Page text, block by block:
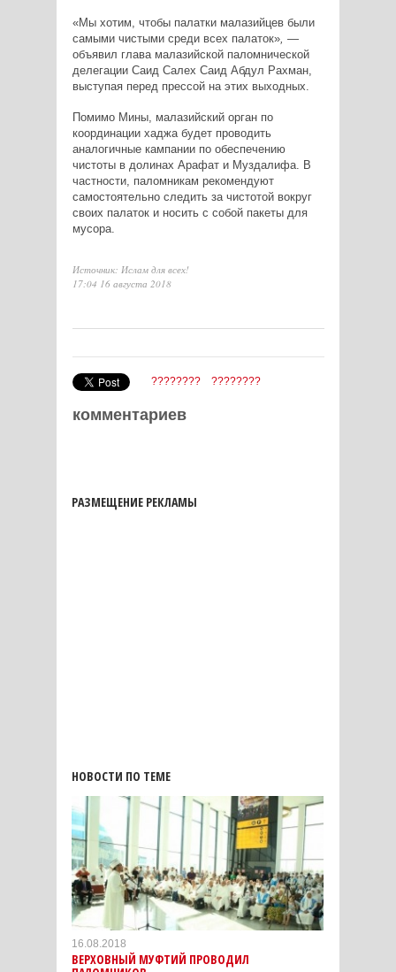
«Мы хотим, чтобы палатки малазийцев были
самыми чистыми среди всех палаток», —
объявил глава малазийской паломнической
делегации Саид Салех Саид Абдул Рахман,
выступая перед прессой на этих выходных.
Помимо Мины, малазийский орган по
координации хаджа будет проводить
аналогичные кампании по обеспечению
чистоты в долинах Арафат и Муздалифа. В
частности, паломникам рекомендуют
самостоятельно следить за чистотой вокруг
своих палаток и носить с собой пакеты для
мусора.
Источник: Ислам для всех!
17:04 16 августа 2018
???????? ????????
комментариев
РАЗМЕЩЕНИЕ РЕКЛАМЫ
НОВОСТИ ПО ТЕМЕ
16.08.2018
ВЕРХОВНЫЙ МУФТИЙ ПРОВОДИЛ